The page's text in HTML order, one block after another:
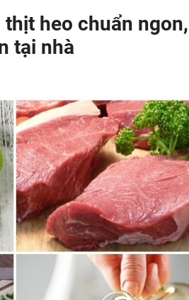
heo chuẩn ngon,
tại nhà